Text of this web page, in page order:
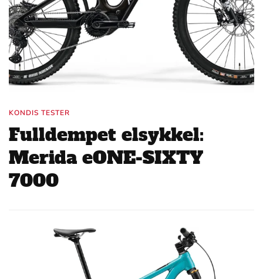
KONDIS TESTER
Fulldempet elsykkel:
Merida eONE-SIXTY
7000